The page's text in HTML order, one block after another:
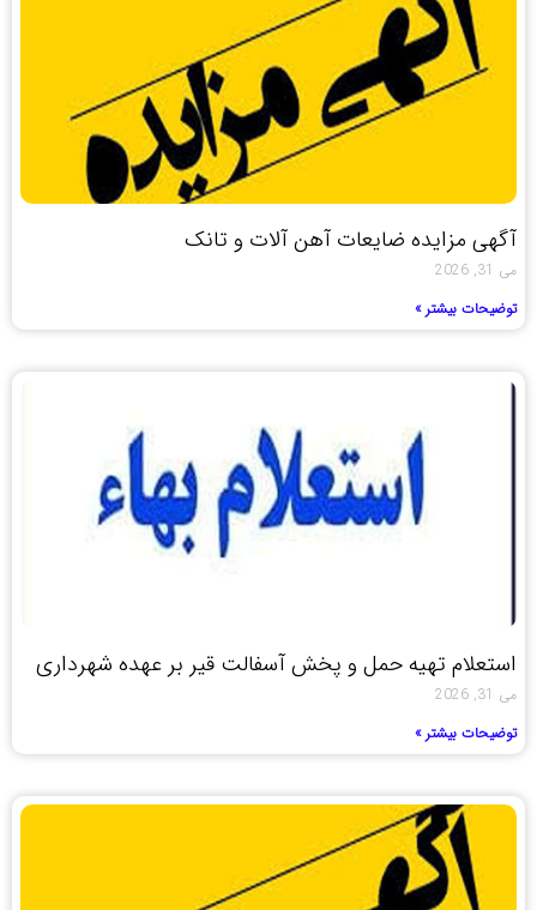
آگهی مزایده ضایعات آهن آلات و تانک
می 31, 2026
توضیحات بیشتر »
استعلام تهیه حمل و پخش آسفالت قیر بر عهده شهرداری
می 31, 2026
توضیحات بیشتر »